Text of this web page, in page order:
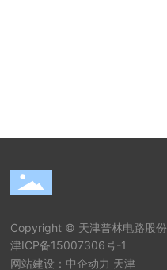
Copyright © 天津普林电路股
津ICP备15007306号-1
网站建设：中企动力 天津